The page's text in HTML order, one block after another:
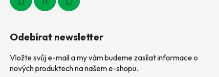
Odebírat newsletter
Vložte svůj e-mail a my vám budeme zasílat informace o
nových produktech na našem e-shopu.